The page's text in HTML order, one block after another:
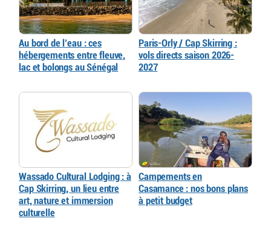
Au bord de l’eau : ces
hébergements entre fleuve,
lac et bolongs au Sénégal
Paris-Orly / Cap Skirring :
vols directs saison 2026-
2027
Wassado Cultural Lodging : à
Cap Skirring, un lieu entre
art, nature et immersion
culturelle
Campements en
Casamance : nos bons plans
à petit budget